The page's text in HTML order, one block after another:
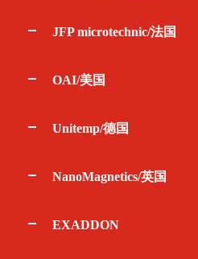
JFP microtechnic/法国
OAI/美国
Unitemp/德国
NanoMagnetics/英国
EXADDON